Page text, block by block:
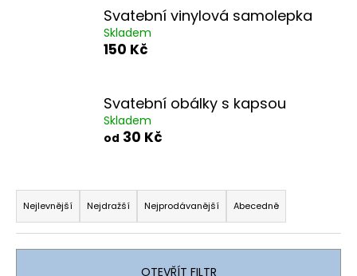
Svatební vinylová samolepka
Skladem
150 Kč
Svatební obálky s kapsou
Skladem
od 30 Kč
Ř
a
z
e
Nejlevnější Nejdražší Nejprodávanější Abecedně
OTEVŘÍT FILTR
HLEDAT
o
p
o
r